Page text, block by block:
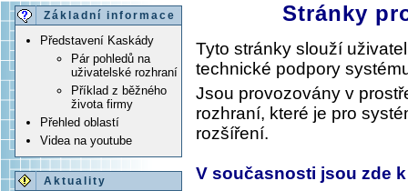
Základní informace
Představení Kaskády
Pár pohledů na
uživatelské rozhraní
Příklad z běžného
života firmy
Přehled oblastí
Videa na youtube
Aktuality
Stránky
Tyto stránky slouží
technické podpory
Jsou provozovány v
rozhraní, které je pro
rozšíření.
V současnosti jsou zde